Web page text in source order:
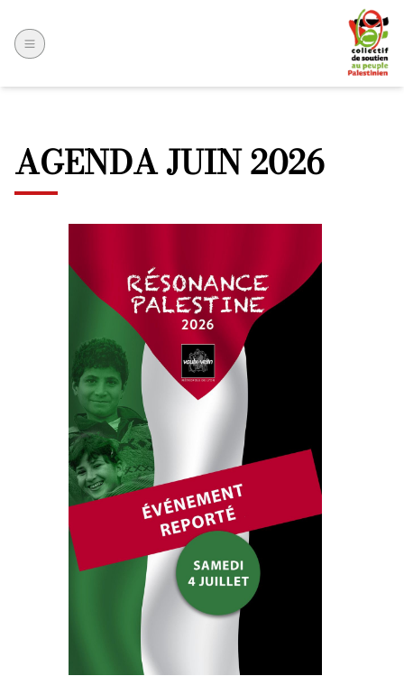
AGENDA JUIN 2026